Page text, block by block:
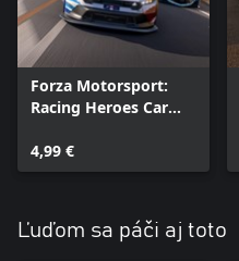
Forza Motorsport:
Racing Heroes Car
4,99 €
Ľuďom sa páči aj toto